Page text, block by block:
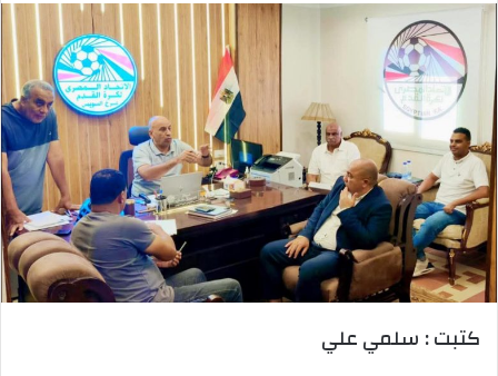
إلكترونيا
كتبت : سلمي علي